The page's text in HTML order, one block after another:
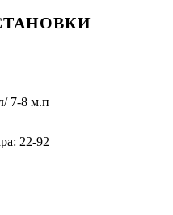
7-8 м.п
22-92